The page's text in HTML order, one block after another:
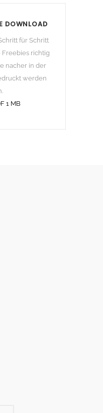
DOWNLOAD
für Schritt
richtig
nacher in der
werden
1 MB